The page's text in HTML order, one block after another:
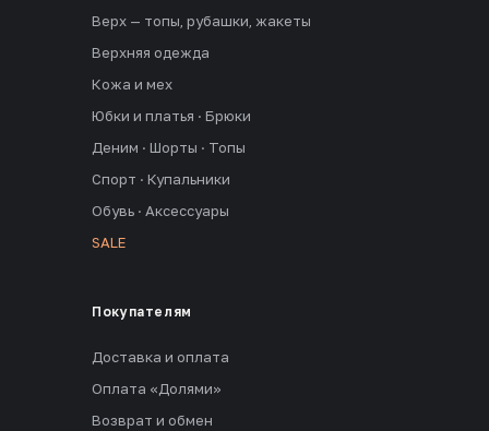
Верх — топы, рубашки, жакеты
Верхняя одежда
Кожа и мех
Юбки и платья · Брюки
Деним · Шорты · Топы
Спорт · Купальники
Обувь · Аксессуары
SALE
Покупателям
Доставка и оплата
Оплата «Долями»
Возврат и обмен